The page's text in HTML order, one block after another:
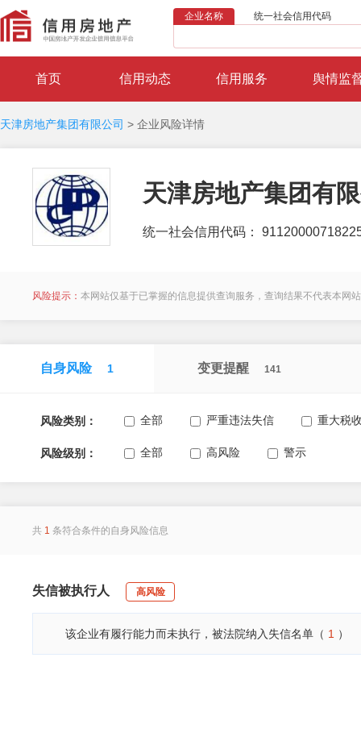
企业名称 统一社会信用代码
首页 信用动态 信用服务 舆情监
天津房地产集团有限公司 > 企业风险详情
天津房地产集团有
统一社会信用代码：
风险提示： 本网站仅基于已掌握的信息提供查询服务，查询结果不代表本网
自身风险 1 变更提醒 141
风险类别： 全部 严重违法失信 重大税
风险级别： 全部 高风险 警示
共 1 条符合条件的自身风险信息
失信被执行人 高风险
该企业有履行能力而未执行，被法院纳入失信名单（ 1 ）